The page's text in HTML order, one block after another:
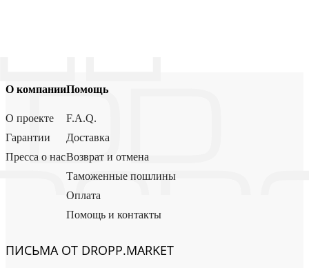
О компании
О проекте
Гарантии
Пресса о нас
Помощь
F.A.Q.
Доставка
Возврат и отмена
Таможенные пошлины
Оплата
Помощь и контакты
ПИСЬМА ОТ DROPP.MARKET